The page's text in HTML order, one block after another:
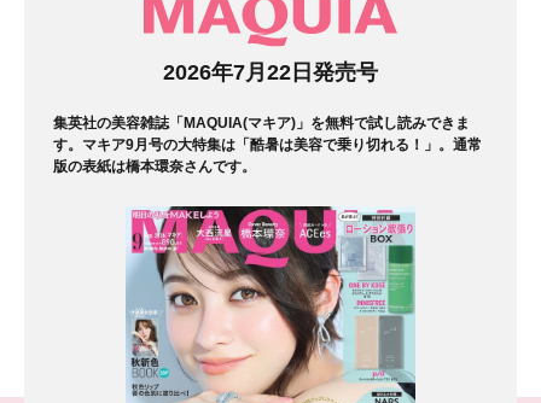
2026年7月22日発売号
集英社の美容雑誌「MAQUIA(マキア)」を無料で試し読みできま
す。マキア9月号の大特集は「酷暑は美容で乗り切れる！」。通常
版の表紙は橋本環奈さんです。